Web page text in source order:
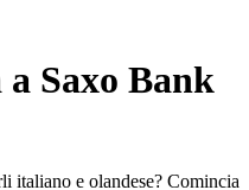
Saxo Bank
italiano e olandese? Comincia